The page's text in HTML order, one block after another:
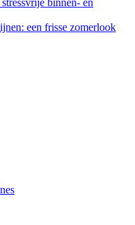
een frisse zomerlook